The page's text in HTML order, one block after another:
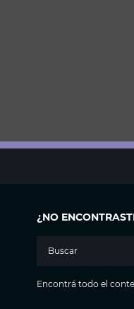
¿NO
Encontrá todo el